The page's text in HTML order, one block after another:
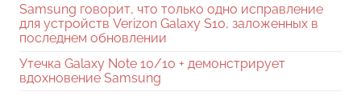
Samsung говорит, что только одно исправление
для устройств Verizon Galaxy S10, заложенных в
последнем обновлении
Утечка Galaxy Note 10/10 + демонстрирует
вдохновение Samsung